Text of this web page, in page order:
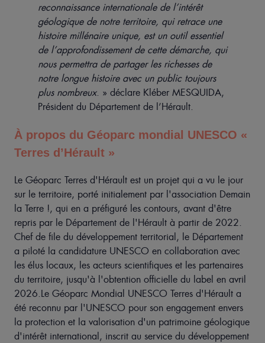
reconnaissance internationale de l’intérêt
géologique de notre territoire, qui retrace une
histoire millénaire unique, est un outil essentiel
de l’approfondissement de cette démarche, qui
nous permettra de partager les richesses de
notre longue histoire avec un public toujours
plus nombreux. » déclare Kléber MESQUIDA,
Président du Département de l’Hérault.
À propos du Géoparc mondial UNESCO «
Terres d’Hérault »
Le Géoparc Terres d'Hérault est un projet qui a vu le jour
sur le territoire, porté initialement par l'association Demain
la Terre !, qui en a préfiguré les contours, avant d'être
repris par le Département de l'Hérault à partir de 2022.
Chef de file du développement territorial, le Département
a piloté la candidature UNESCO en collaboration avec
les élus locaux, les acteurs scientifiques et les partenaires
du territoire, jusqu'à l'obtention officielle du label en avril
2026.Le Géoparc Mondial UNESCO Terres d'Hérault a
été reconnu par l'UNESCO pour son engagement envers
la protection et la valorisation d'un patrimoine géologique
d'intérêt international, inscrit au service du développement